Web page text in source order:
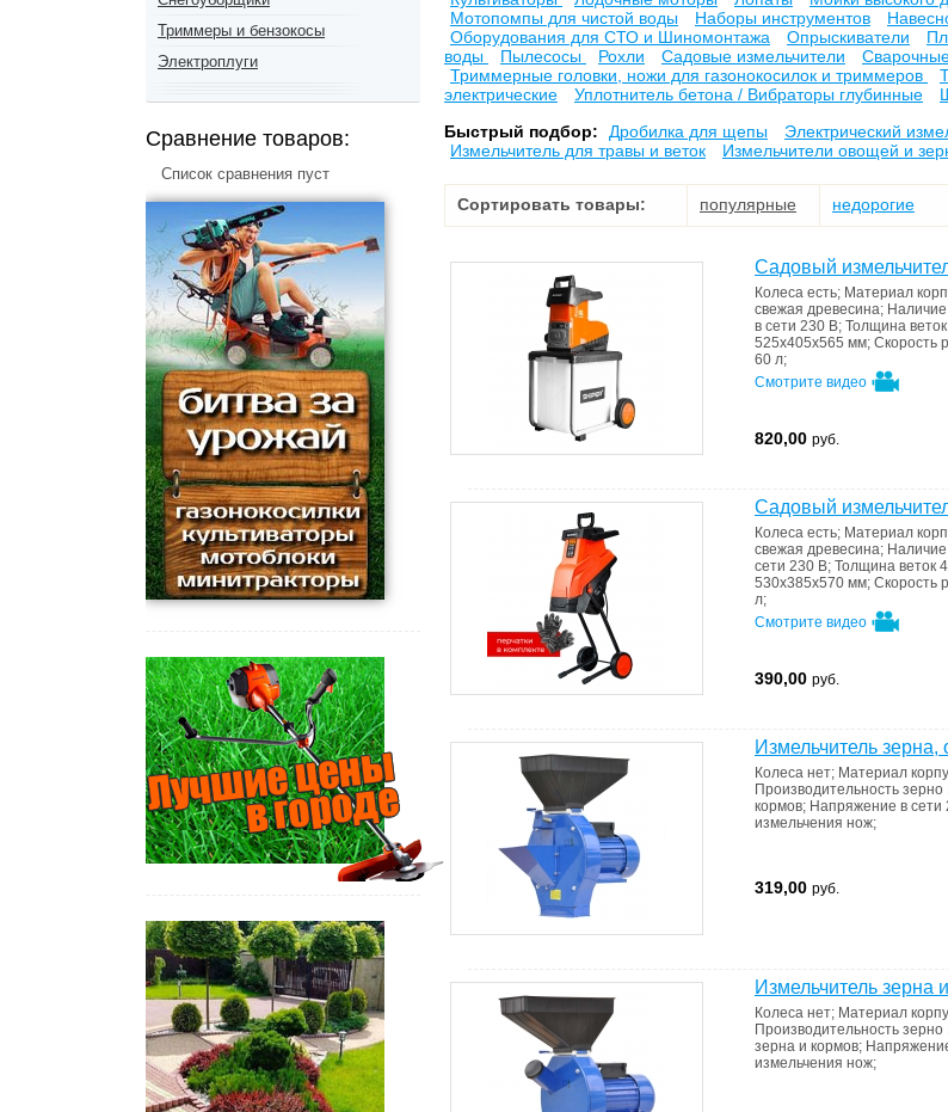
Триммеры и бензокосы
Электроплуги
Сравнение товаров:
Список сравнения пуст
Мотопомпы для чистой воды
Наборы инструментов
Оборудования для СТО и Шиномонтажа
Опрыскиватели
воды
Пылесосы Рохли Садовые измельчители
Триммерные головки, ножи для газонокосилок и триммеров
электрические
Уплотнитель бетона / Вибраторы глубинные
Быстрый подбор:
Дробилка для щепы Электрический
Измельчитель для травы и веток
Измельчители овощей и
Сортировать товары: популярные недорогие
Садовый
Колеса есть; Материал
свежая древесина;
в сети 230 В; Толщина веток
525х405х565 мм; Скорость
60 л;
Смотрите видео
820,00 руб.
Садовый
Колеса есть; Материал
свежая древесина;
сети 230 В; Толщина веток
530х385х570 мм; Скорость
л;
Смотрите видео
390,00 руб.
Измельчитель
Колеса нет; Материал
Производительность зерно
кормов; Напряжение в сети
измельчения нож;
319,00 руб.
Измельчитель зерна
Колеса нет; Материал
Производительность зерно
зерна и кормов;
измельчения нож;